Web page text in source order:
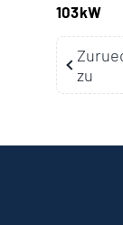
103kW
zu